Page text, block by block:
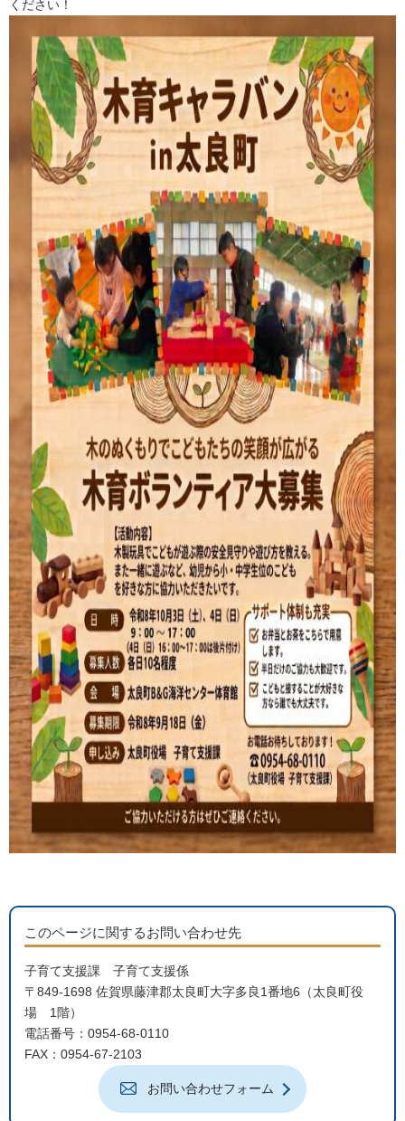
ください！
このページに関するお問い合わせ先
子育て支援課 子育て支援係
〒849-1698 佐賀県藤津郡太良町大字多良1番地6（太良町役
場 1階）
電話番号：0954-68-0110
FAX：0954-67-2103
お問い合わせフォーム